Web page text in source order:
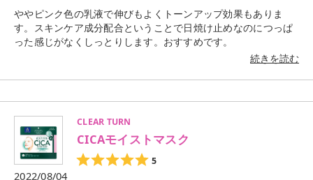
ややピンク色の乳液で伸びもよくトーンアップ効果もありま
す。スキンケア成分配合ということで日焼け止めなのにつっぱ
った感じがなくしっとりします。おすすめです。
続きを読む
CLEAR TURN
CICAモイストマスク
5
2022/08/04